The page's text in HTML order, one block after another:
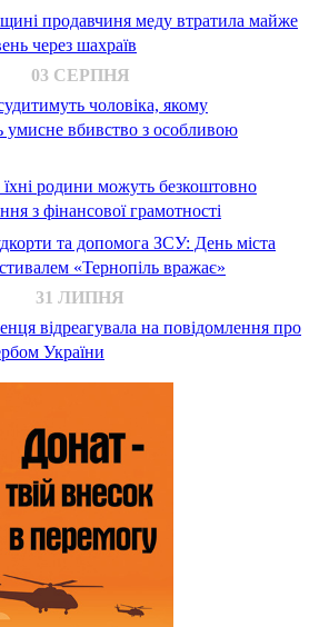
продавчиня меду втратила майже
через шахраїв
03 СЕРПНЯ
чоловіка, якому
умисне вбивство з особливою
родини можуть безкоштовно
з фінансової грамотності
та допомога ЗСУ: День міста
«Тернопіль вражає»
31 ЛИПНЯ
відреагувала на повідомлення про
України